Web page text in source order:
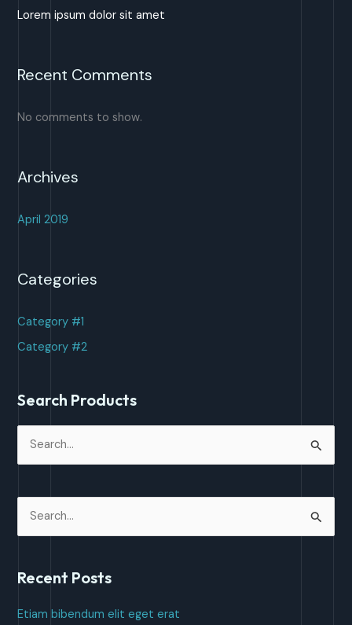
Lorem ipsum dolor sit amet
Recent Comments
No comments to show.
Archives
April 2019
Categories
Category #1
Category #2
Search Products
a
c
f
o
r
c
Recent Posts
Etiam bibendum elit eget erat